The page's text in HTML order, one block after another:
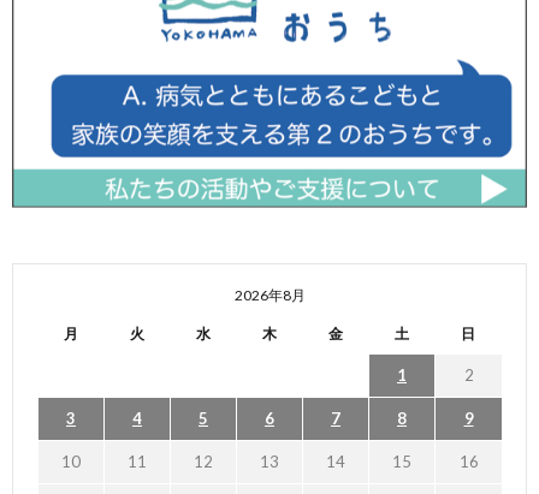
2026年8月
月 火 水 木 金 土 日
1 2
3 4 5 6 7 8 9
10 11 12 13 14 15 16